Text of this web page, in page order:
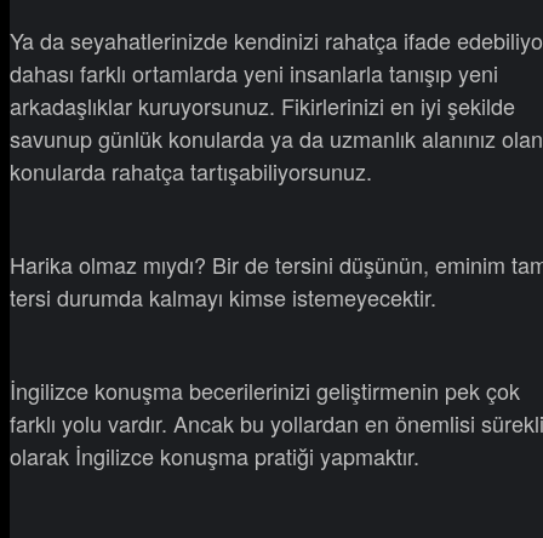
Ya da seyahatlerinizde kendinizi rahatça ifade
dahası farklı ortamlarda yeni insanlarla tanışıp yeni
arkadaşlıklar kuruyorsunuz. Fikirlerinizi en iyi şekilde
savunup günlük konularda ya da uzmanlık alanınız olan
konularda rahatça tartışabiliyorsunuz.
Harika olmaz mıydı? Bir de tersini düşünün, eminim
tersi durumda kalmayı kimse istemeyecektir.
İngilizce konuşma becerilerinizi geliştirmenin pek çok
farklı yolu vardır. Ancak bu yollardan en önemlisi sürekli
olarak İngilizce konuşma pratiği yapmaktır.